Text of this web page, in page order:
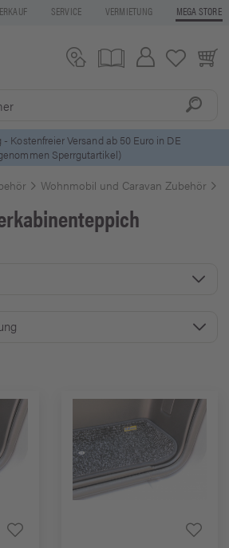
SERVICE VERMIETUNG MEGA STORE
beiNewsletter-Anmeldung
Wohnmobil und Caravan Zubehör